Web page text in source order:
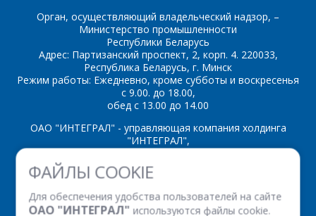
ФАЙЛЫ COOKIE
Для обеспечения удобства пользователей на сайте
ОАО "ИНТЕГРАЛ" используются файлы cookie.
Орган, осуществляющий владельческий надзор, –
Министерство промышленности
Республики Беларусь
Адрес: Партизанский проспект, 2, корп. 4. 220033,
Республика Беларусь, г. Минск
Режим работы: Ежедневно, кроме субботы и воскресенья
с 9.00. до 18.00,
обед с 13.00 до 14.00
ОАО "ИНТЕГРАЛ" - управляющая компания холдинга
"ИНТЕГРАЛ",
ул. Казинца И.П., д.121А, комната 327, г. Минск, 220108,
Республика Беларусь
Факс: (+375 17) 338 12 94 УНП 100386629
*- обязательные
поля
поля
ОТПРАВИТЬ